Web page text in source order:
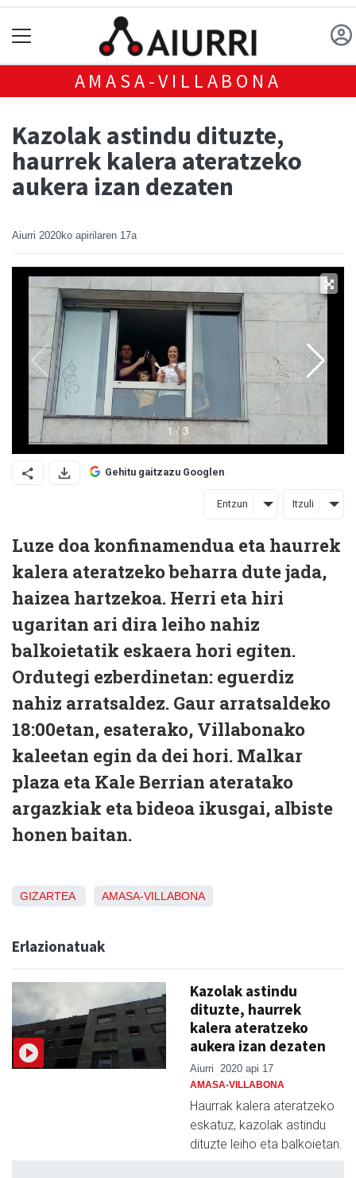
AMASA-VILLABONA
Kazolak astindu dituzte,
haurrek kalera ateratzeko
aukera izan dezaten
Aiurri 2020ko apirilaren 17a
Gehitu gaitzazu Googlen
Entzun Itzuli
Luze doa konfinamendua eta haurrek
kalera ateratzeko beharra dute jada,
haizea hartzekoa. Herri eta hiri
ugaritan ari dira leiho nahiz
balkoietatik eskaera hori egiten.
Ordutegi ezberdinetan: eguerdiz
nahiz arratsaldez. Gaur arratsaldeko
18:00etan, esaterako, Villabonako
kaleetan egin da dei hori. Malkar
plaza eta Kale Berrian ateratako
argazkiak eta bideoa ikusgai, albiste
honen baitan.
GIZARTEA AMASA-VILLABONA
Erlazionatuak
Kazolak astindu
dituzte, haurrek
kalera ateratzeko
aukera izan dezaten
Aiurri 2020 api 17
AMASA-VILLABONA
Haurrak kalera ateratzeko
eskatuz, kazolak astindu
dituzte leiho eta balkoietan.